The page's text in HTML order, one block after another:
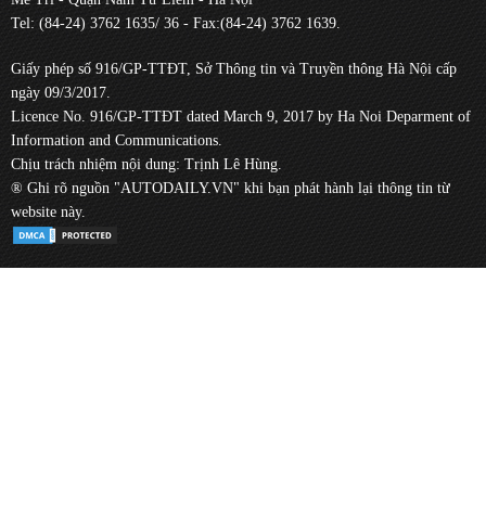
Tel: (84-24) 3762 1635/ 36 - Fax:(84-24) 3762 1639.
Giấy phép số 916/GP-TTĐT, Sở Thông tin và Truyền thông Hà Nội cấp
ngày 09/3/2017.
Licence No. 916/GP-TTĐT dated March 9, 2017 by Ha Noi Deparment of
Information and Communications.
Chịu trách nhiệm nội dung: Trịnh Lê Hùng.
® Ghi rõ nguồn "AUTODAILY.VN" khi bạn phát hành lại thông tin từ
website này.